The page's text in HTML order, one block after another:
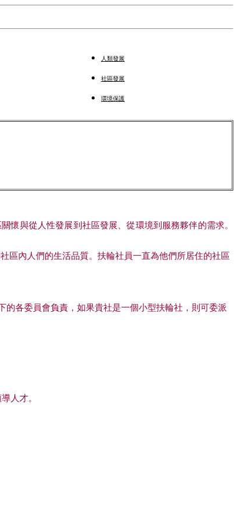
人類發展
社區發展
環境保護
懷與從人性發展到社區發展、從環境到服務夥伴的需求。
區內人們的生活品質。扶輪社員一直為他們所居住的社區
各委員會負責，如果貴社是一個小型扶輪社，則可委派
人才。